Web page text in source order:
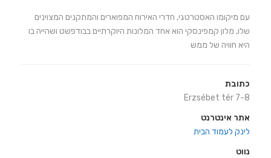
עם מיקומו האסטרטגי, חדרי האירוח המפוארים והמתקנים המצוינים
שלו, מלון קמפינסקי הוא אחד המלונות היוקרתיים בבודפשט ושהייה בו
היא חוויה של ממש
כתובת
Erzsébet tér 7-8
אתר אינטרנט
לינק לעמוד הבית
נווט